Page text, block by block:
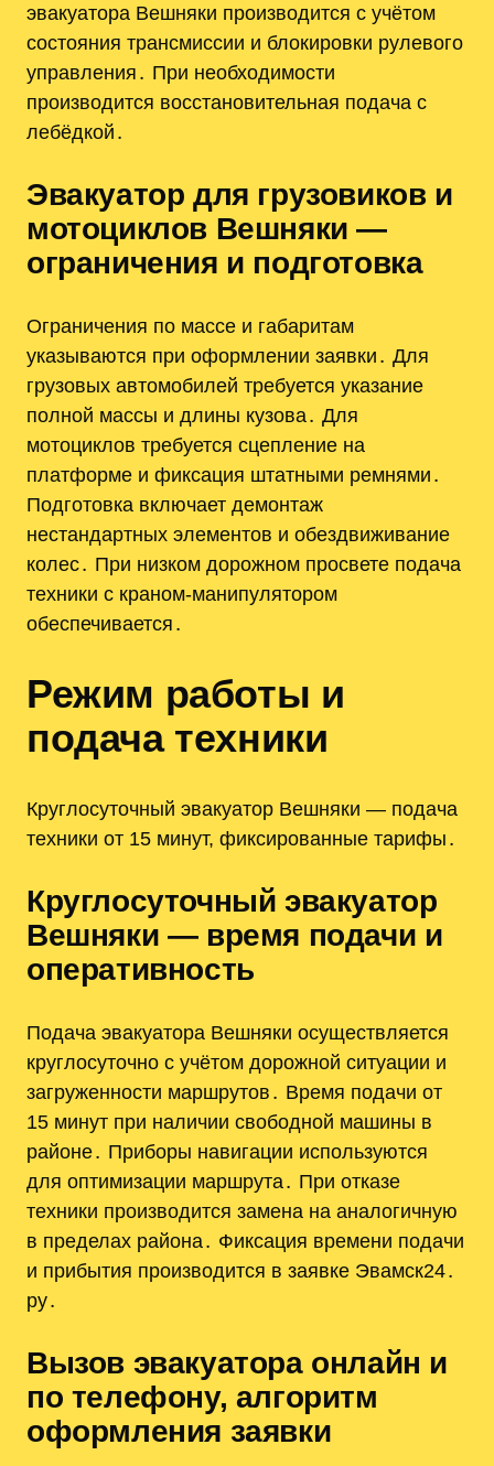
эвакуатора Вешняки производится с учётом
состояния трансмиссии и блокировки рулевого
управления․ При необходимости
производится восстановительная подача с
лебёдкой․
Эвакуатор для грузовиков и
мотоциклов Вешняки —
ограничения и подготовка
Ограничения по массе и габаритам
указываются при оформлении заявки․ Для
грузовых автомобилей требуется указание
полной массы и длины кузова․ Для
мотоциклов требуется сцепление на
платформе и фиксация штатными ремнями․
Подготовка включает демонтаж
нестандартных элементов и обездвиживание
колес․ При низком дорожном просвете подача
техники с краном-манипулятором
обеспечивается․
Режим работы и
подача техники
Круглосуточный эвакуатор Вешняки — подача
техники от 15 минут, фиксированные тарифы․
Круглосуточный эвакуатор
Вешняки — время подачи и
оперативность
Подача эвакуатора Вешняки осуществляется
круглосуточно с учётом дорожной ситуации и
загруженности маршрутов․ Время подачи от
15 минут при наличии свободной машины в
районе․ Приборы навигации используются
для оптимизации маршрута․ При отказе
техники производится замена на аналогичную
в пределах района․ Фиксация времени подачи
и прибытия производится в заявке Эвамск24․
ру․
Вызов эвакуатора онлайн и
по телефону, алгоритм
оформления заявки